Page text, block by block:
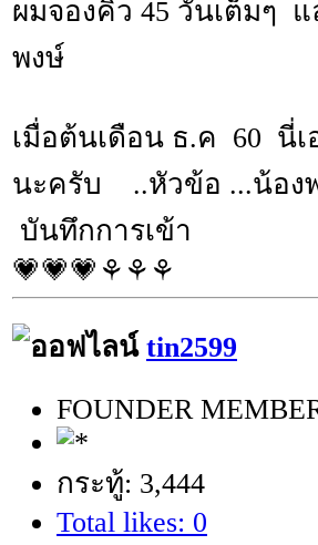
ผมจองคิว 45 วันเต็มๆ
พงษ์
เมื่อต้นเดือน ธ.ค 60 นี่เ
นะครับ ..หัวข้อ ...น้อ
บันทึกการเข้า
💗💗💗⚘⚘⚘
tin2599
FOUNDER
กระทู้: 3,444
Total likes: 0